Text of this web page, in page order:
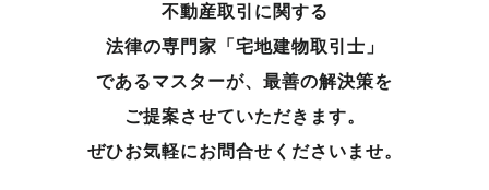
不動産取引に関する
法律の専門家「宅地建物取引士」
であるマスターが、 最善の解決策を
ご提案させていただきます。
ぜひお気軽にお問合せくださいませ。